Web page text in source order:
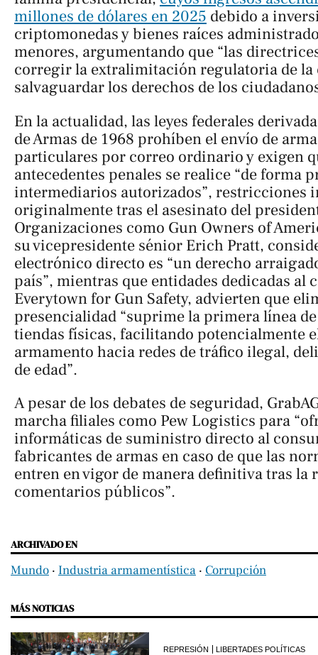
millones de dólares en 2025 debido a
criptomonedas y bienes raíces
menores, argumentando que “las
corregir la extralimitación regulatoria de la
salvaguardar los derechos de los
En la actualidad, las leyes federales
de Armas de 1968 prohíben el envío de
particulares por correo ordinario y exigen
antecedentes penales se realice “de forma
intermediarios autorizados”, restricciones
originalmente tras el asesinato del
Organizaciones como Gun Owners of
su vicepresidente sénior Erich Pratt,
electrónico directo es “un derecho
país”, mientras que entidades dedicadas al
Everytown for Gun Safety, advierten que
presencialidad “suprime la primera línea de
tiendas físicas, facilitando potencialmente
armamento hacia redes de tráfico ilegal,
de edad”.
A pesar de los debates de seguridad,
marcha filiales como Pew Logistics para
informáticas de suministro directo al
fabricantes de armas en caso de que las
entren en vigor de manera definitiva tras la
comentarios públicos”.
ARCHIVADO EN
Mundo ‧ Industria armamentística ‧ Corrupción
MÁS NOTICIAS
REPRESIÓN LIBERTADES POLÍTICAS